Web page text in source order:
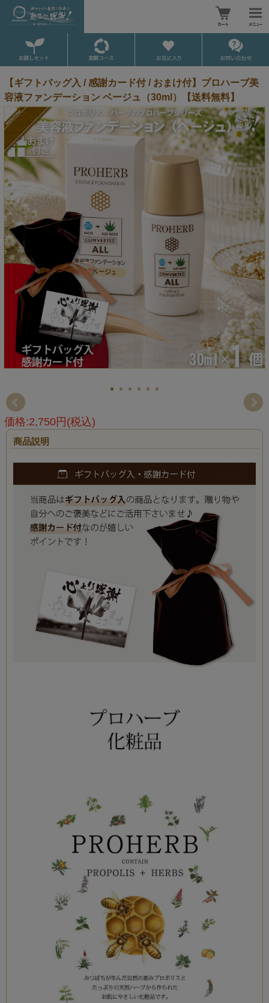
【ギフトバッグ入 / 感謝カード付 / おまけ付】プロハーブ美
容液ファンデーション ベージュ（30ml）【送料無料】
価格:2,750円(税込)
商品説明